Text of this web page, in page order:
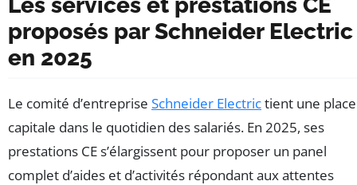
proposés par Schneider Electric
en 2025
Le comité d’entreprise Schneider Electrictient une place
capitale dans le quotidien des salariés. En 2025, ses
prestations CE s’élargissent pour proposer un panel
complet d’aides et d’activités répondant aux attentes